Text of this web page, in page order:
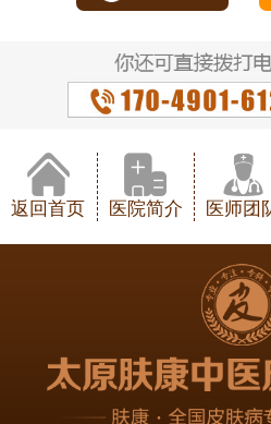
返回首页 医院简介 医师团